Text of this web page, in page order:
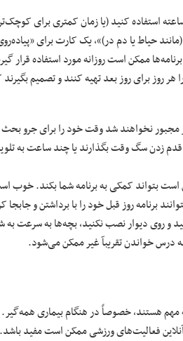
استفاده کنید (یا زمان کمتری برای
حیاط یا دم در)»، یک کارت برای
ممکن است روزانه مورد استفاده
هر روز برای روز بعد تهیه کنند و تصمیم
مجبور نخواهند شد وقت خود را برای جرو
قدم زدن سگ وقت بگذارند یا چند ساعت به
بتواند کمکی به برنامه شما بکند. خوب
برنامه روز قبل خود را با برداشتن و
و روی دیوار نصب نکنید، بچه‌ها به سرعت به
درس خواندن تقریبآ غیر ممکن می‌شود.
هستند، خصوصاً در هنگام بیماری همه‌گیر.
فعالیت‌های ورزشی ممکن است مفید باشد.